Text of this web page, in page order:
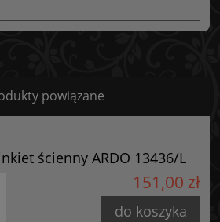
bezpieczeństwa
powiązane
ścienny ARDO 13436/L
151,00 zł
do koszyka